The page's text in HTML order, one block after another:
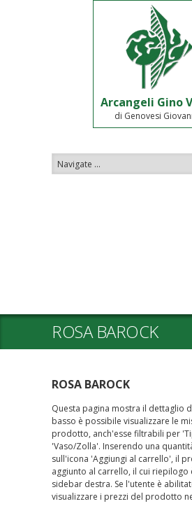
Arcangeli Gino
di Genovesi
ROSA BAROCK
ROSA BAROCK
Questa pagina mostra il dettaglio
basso è possibile visualizzare le
prodotto, anch'esse filtrabili per
'Vaso/Zolla'. Inserendo una
sull'icona 'Aggiungi al carrello', il
aggiunto al carrello, il cui riepilogo
sidebar destra. Se l'utente è
visualizzare i prezzi del prodotto